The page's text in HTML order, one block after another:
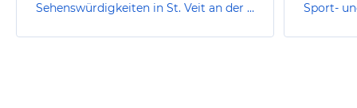
Sehenswürdigkeiten in St. Veit an der Glan